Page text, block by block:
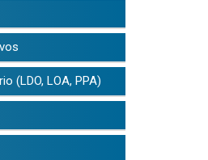
(LDO, LOA, PPA)